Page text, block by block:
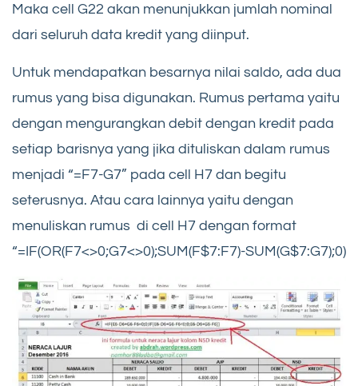
Maka cell G22 akan menunjukkan jumlah nominal
dari seluruh data kredit yang diinput.
Untuk mendapatkan besarnya nilai saldo, ada dua
rumus yang bisa digunakan. Rumus pertama yaitu
dengan mengurangkan debit dengan kredit pada
setiap barisnya yang jika dituliskan dalam rumus
menjadi “=F7-G7” pada cell H7 dan begitu
seterusnya. Atau cara lainnya yaitu dengan
menuliskan rumus di cell H7 dengan format
“=IF(OR(F7<>0;G7<>0);SUM(F$7:F7)-SUM(G$7:G7);0)